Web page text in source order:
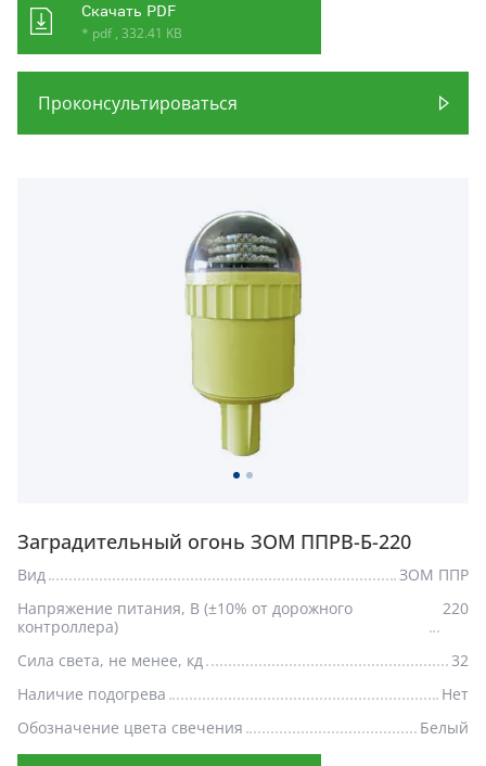
Скачать PDF
* pdf , 332.41 KB
Проконсультироваться
Заградительный огонь ЗОМ ППРВ-Б-220
Вид
ЗОМ ППР
Напряжение питания, В (±10% от дорожного
контроллера)
220
Сила света, не менее, кд
32
Наличие подогрева
Нет
Обозначение цвета свечения
Белый